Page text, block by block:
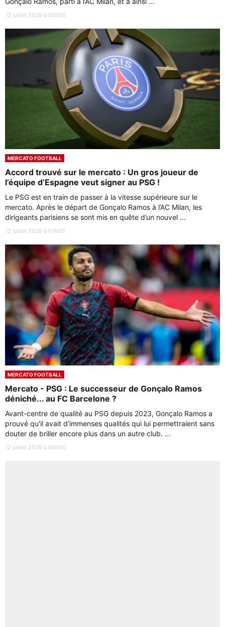
12 juillet 2026 à 08h00
MERCATO FOOTBALL
Accord trouvé sur le mercato : Un gros joueur de
l’équipe d’Espagne veut signer au PSG !
Le PSG est en train de passer à la vitesse supérieure sur le
mercato. Après le départ de Gonçalo Ramos à l’AC Milan, les
dirigeants parisiens se sont mis en quête d’un nouvel ...
12 juillet 2026 à 07h00
MERCATO FOOTBALL
Mercato - PSG : Le successeur de Gonçalo Ramos
déniché... au FC Barcelone ?
Avant-centre de qualité au PSG depuis 2023, Gonçalo Ramos a
prouvé qu'il avait d'immenses qualités qui lui permettraient sans
douter de briller encore plus dans un autre club. ...
12 juillet 2026 à 06h00